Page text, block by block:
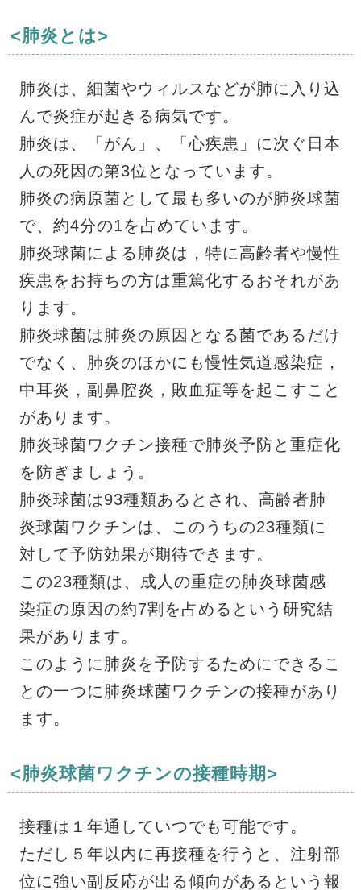
<肺炎とは>
肺炎は、細菌やウィルスなどが肺に入り込
んで炎症が起きる病気です。
肺炎は、「がん」、「心疾患」に次ぐ日本
人の死因の第3位となっています。
肺炎の病原菌として最も多いのが肺炎球菌
で、約4分の1を占めています。
肺炎球菌による肺炎は，特に高齢者や慢性
疾患をお持ちの方は重篤化するおそれがあ
ります。
肺炎球菌は肺炎の原因となる菌であるだけ
でなく、肺炎のほかにも慢性気道感染症，
中耳炎，副鼻腔炎，敗血症等を起こすこと
があります。
肺炎球菌ワクチン接種で肺炎予防と重症化
を防ぎましょう。
肺炎球菌は93種類あるとされ、高齢者肺
炎球菌ワクチンは、このうちの23種類に
対して予防効果が期待できます。
この23種類は、成人の重症の肺炎球菌感
染症の原因の約7割を占めるという研究結
果があります。
このように肺炎を予防するためにできるこ
との一つに肺炎球菌ワクチンの接種があり
ます。
<肺炎球菌ワクチンの接種時期>
接種は１年通していつでも可能です。
ただし５年以内に再接種を行うと、注射部
位に強い副反応が出る傾向があるという報